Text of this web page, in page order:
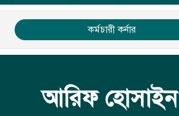
কর্মচারী কর্নার
আরিফ হোসাইন